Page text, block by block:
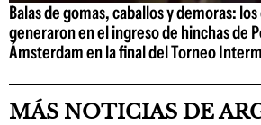
Balas de gomas, caballos y demoras:
generaron en el ingreso de hinchas de
Ámsterdam en la final del Torneo
MÁS NOTICIAS DE